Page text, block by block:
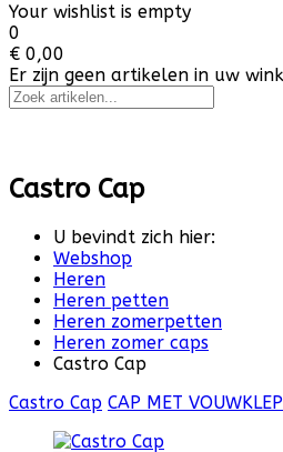
Your wishlist is empty
0
€ 0,00
Er zijn geen artikelen in uw
Castro Cap
U bevindt zich hier:
Webshop
Heren
Heren petten
Heren zomerpetten
Heren zomer caps
Castro Cap
Castro Cap CAP MET